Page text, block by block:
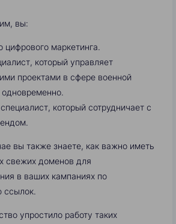
вы:
цифрового маркетинга.
который управляет
проектами в сфере военной
одновременно.
который сотрудничает с
вы также знаете, как важно иметь
свежих доменов для
в ваших кампаниях по
ссылок.
упростило работу таких